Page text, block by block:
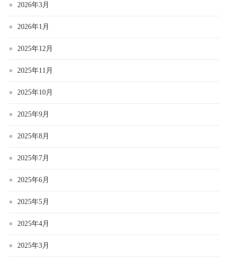
2026年3月
2026年1月
2025年12月
2025年11月
2025年10月
2025年9月
2025年8月
2025年7月
2025年6月
2025年5月
2025年4月
2025年3月